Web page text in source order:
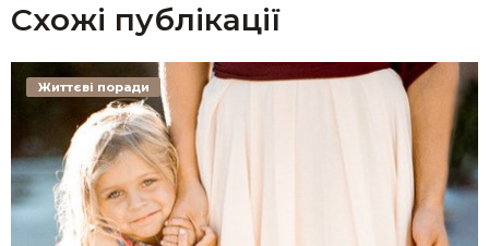
Схожі публікації
Життєві поради